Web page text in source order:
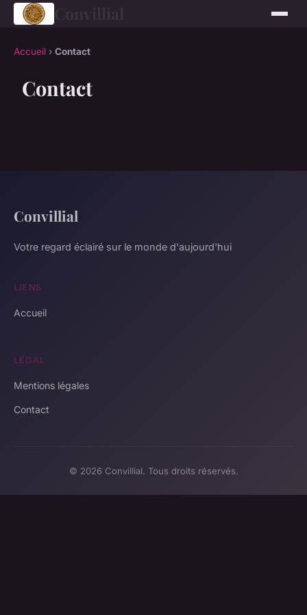
Accueil › Contact
Contact
Convillial
Votre regard éclairé sur le monde d'aujourd'hui
LIENS
Accueil
LÉGAL
Mentions légales
Contact
© 2026 Convillial. Tous droits réservés.